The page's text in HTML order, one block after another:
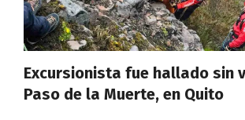
Excursionista fue hallado sin
Paso de la Muerte, en Quito